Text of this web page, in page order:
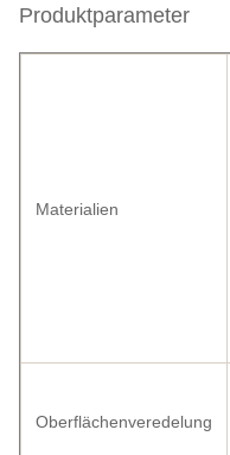
Produktparameter
Materialien
Oberflächenveredelung